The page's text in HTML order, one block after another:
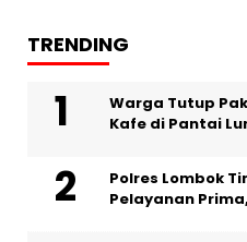
TRENDING
Warga Tutup
Kafe di Pantai
Polres Lombok
Pelayanan